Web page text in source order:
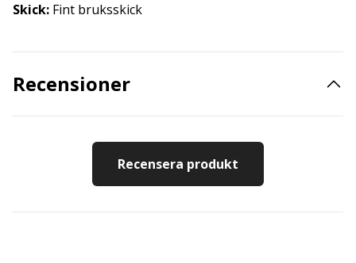
Skick: Fint bruksskick
Recensioner
Recensera produkt